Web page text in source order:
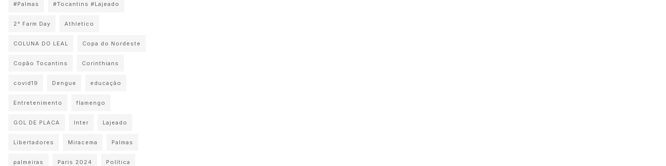
#Palmas #Tocantins #Lajeado
2° Farm Day Athletico
COLUNA DO LEAL Copa do Nordeste
Copão Tocantins Corinthians
covid19 Dengue educação
Entretenimento flamengo
GOL DE PLACA Inter Lajeado
Libertadores Miracema Palmas
palmeiras Paris 2024 Política